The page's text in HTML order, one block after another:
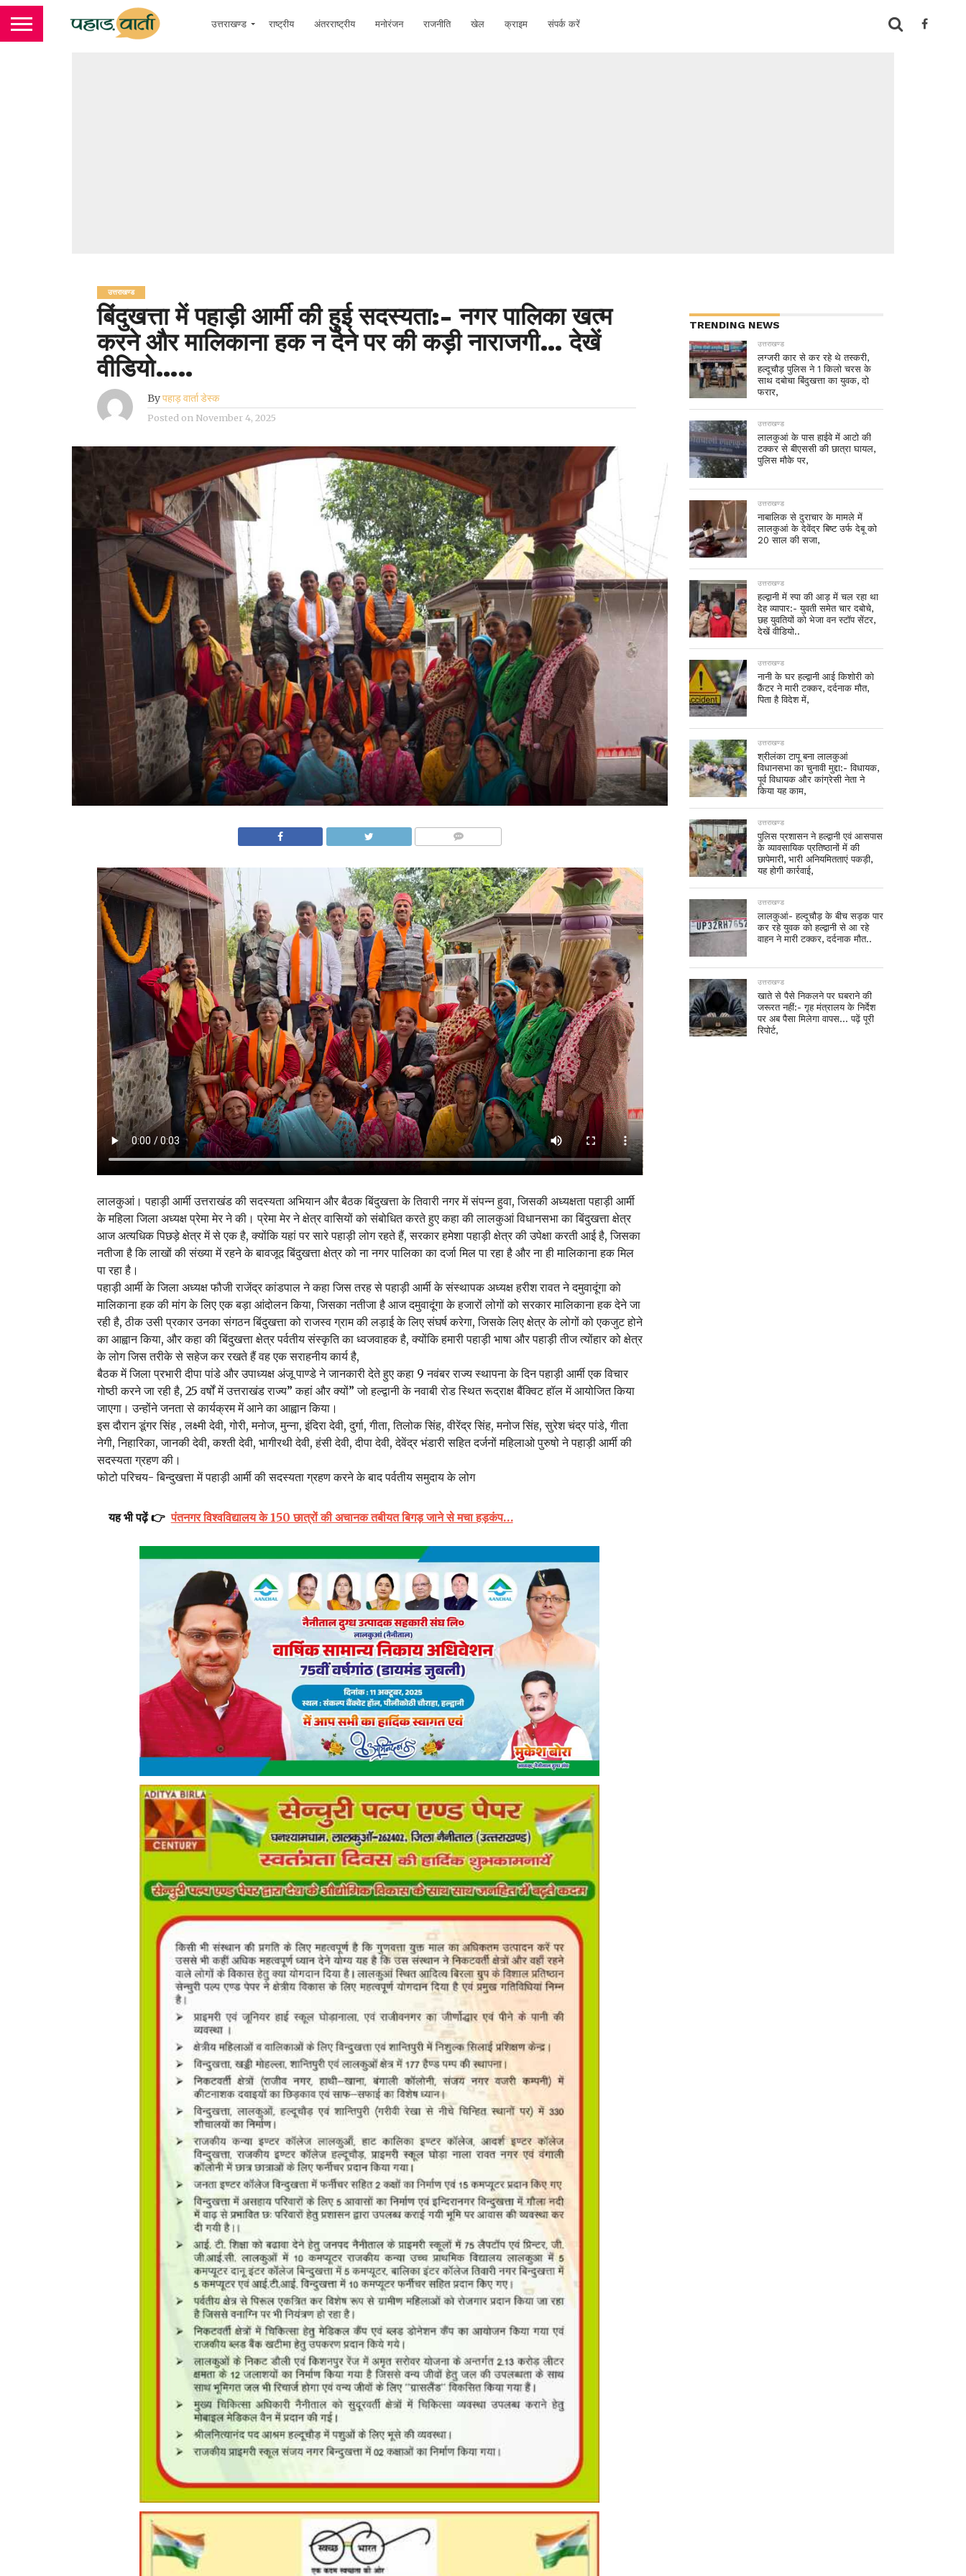
उत्तराखण्ड राष्ट्रीय अंतरराष्ट्रीय मनोरंजन राजनीति खेल क्राइम संपर्क करें
उत्तराखण्ड
बिंदुखत्ता में पहाड़ी आर्मी की हुई सदस्यता:- नगर पालिका खत्म
करने और मालिकाना हक न देने पर की कड़ी नाराजगी… देखें
वीडियो…..
Byपहाड़ वार्ता डेस्क
Posted on November 4, 2025
लालकुआं। पहाड़ी आर्मी उत्तराखंड की सदस्यता अभियान और बैठक बिंदुखत्ता के तिवारी नगर में संपन्न हुवा, जिसकी अध्यक्षता पहाड़ी आर्मी
के महिला जिला अध्यक्ष प्रेमा मेर ने की। प्रेमा मेर ने क्षेत्र वासियों को संबोधित करते हुए कहा की लालकुआं विधानसभा का बिंदुखत्ता क्षेत्र
आज अत्यधिक पिछड़े क्षेत्र में से एक है, क्योंकि यहां पर सारे पहाड़ी लोग रहते हैं, सरकार हमेशा पहाड़ी क्षेत्र की उपेक्षा करती आई है, जिसका
नतीजा है कि लाखों की संख्या में रहने के बावजूद बिंदुखत्ता क्षेत्र को ना नगर पालिका का दर्जा मिल पा रहा है और ना ही मालिकाना हक मिल
पा रहा है।
पहाड़ी आर्मी के जिला अध्यक्ष फौजी राजेंद्र कांडपाल ने कहा जिस तरह से पहाड़ी आर्मी के संस्थापक अध्यक्ष हरीश रावत ने दमुवादूंगा को
मालिकाना हक की मांग के लिए एक बड़ा आंदोलन किया, जिसका नतीजा है आज दमुवादूंगा के हजारों लोगों को सरकार मालिकाना हक देने जा
रही है, ठीक उसी प्रकार उनका संगठन बिंदुखत्ता को राजस्व ग्राम की लड़ाई के लिए संघर्ष करेगा, जिसके लिए क्षेत्र के लोगों को एकजुट होने
का आह्वान किया, और कहा की बिंदुखत्ता क्षेत्र पर्वतीय संस्कृति का ध्वजवाहक है, क्योंकि हमारी पहाड़ी भाषा और पहाड़ी तीज त्योंहार को क्षेत्र
के लोग जिस तरीके से सहेज कर रखते हैं वह एक सराहनीय कार्य है,
बैठक में जिला प्रभारी दीपा पांडे और उपाध्यक्ष अंजू पाण्डे ने जानकारी देते हुए कहा 9 नवंबर राज्य स्थापना के दिन पहाड़ी आर्मी एक विचार
गोष्ठी करने जा रही है, 25 वर्षों में उत्तराखंड राज्य” कहां और क्यों” जो हल्द्वानी के नवाबी रोड स्थित रूद्राक्ष बैंक्विट हॉल में आयोजित किया
जाएगा। उन्होंने जनता से कार्यक्रम में आने का आह्वान किया।
इस दौरान डूंगर सिंह , लक्ष्मी देवी, गोरी, मनोज, मुन्ना, इंदिरा देवी, दुर्गा, गीता, तिलोक सिंह, वीरेंद्र सिंह, मनोज सिंह, सुरेश चंद्र पांडे, गीता
नेगी, निहारिका, जानकी देवी, कश्ती देवी, भागीरथी देवी, हंसी देवी, दीपा देवी, देवेंद्र भंडारी सहित दर्जनों महिलाओ पुरुषो ने पहाड़ी आर्मी की
सदस्यता ग्रहण की।
फोटो परिचय- बिन्दुखत्ता में पहाड़ी आर्मी की सदस्यता ग्रहण करने के बाद पर्वतीय समुदाय के लोग
यह भी पढ़ें 👉 पंतनगर विश्वविद्यालय के 150 छात्रों की अचानक तबीयत बिगड़ जाने से मचा हड़कंप…
TRENDING NEWS
उत्तराखण्ड
लग्जरी कार से कर रहे थे तस्करी,
हल्दूचौड़ पुलिस ने 1 किलो चरस के
साथ दबोचा बिंदुखत्ता का युवक, दो
फरार,
उत्तराखण्ड
लालकुआं के पास हाईवे में आटो की
टक्कर से बीएससी की छात्रा घायल,
पुलिस मौके पर,
उत्तराखण्ड
नाबालिक से दुराचार के मामले में
लालकुआं के देवेंद्र बिष्ट उर्फ देबू को
20 साल की सजा,
उत्तराखण्ड
हल्द्वानी में स्पा की आड़ में चल रहा था
देह व्यापार:- युवती समेत चार दबोचे,
छह युवतियों को भेजा वन स्टॉप सेंटर,
देखें वीडियो..
उत्तराखण्ड
नानी के घर हल्द्वानी आई किशोरी को
कैंटर ने मारी टक्कर, दर्दनाक मौत,
पिता है विदेश में,
उत्तराखण्ड
श्रीलंका टापू बना लालकुआं
विधानसभा का चुनावी मुद्दा:- विधायक,
पूर्व विधायक और कांग्रेसी नेता ने
किया यह काम,
उत्तराखण्ड
पुलिस प्रशासन ने हल्द्वानी एवं आसपास
के व्यावसायिक प्रतिष्ठानों में की
छापेमारी, भारी अनियमितताएं पकड़ी,
यह होगी कार्रवाई,
उत्तराखण्ड
लालकुआं- हल्दूचौड़ के बीच सड़क पार
कर रहे युवक को हल्द्वानी से आ रहे
वाहन ने मारी टक्कर, दर्दनाक मौत..
उत्तराखण्ड
खाते से पैसे निकलने पर घबराने की
जरूरत नहीं:- गृह मंत्रालय के निर्देश
पर अब पैसा मिलेगा वापस… पढ़ें पूरी
रिपोर्ट,